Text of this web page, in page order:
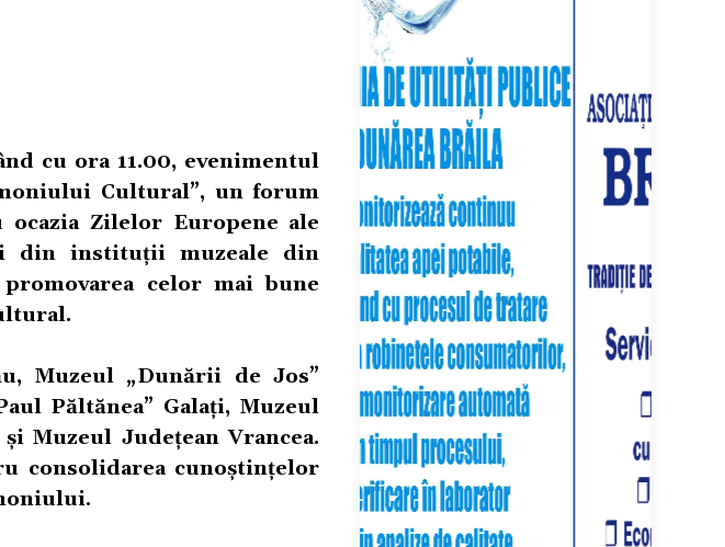
cu ora 11.00, evenimentul
Cultural”, un forum
Zilelor Europene ale
din instituții muzeale din
celor mai bune
Muzeul „Dunării de Jos”
Păltănea” Galați, Muzeul
Muzeul Județean Vrancea.
consolidarea cunoștințelor